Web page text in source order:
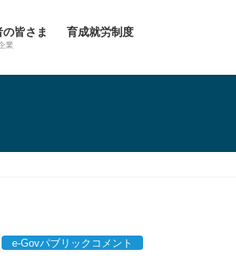
皆さま
業
育成就労制度
e-Govパブリックコメント